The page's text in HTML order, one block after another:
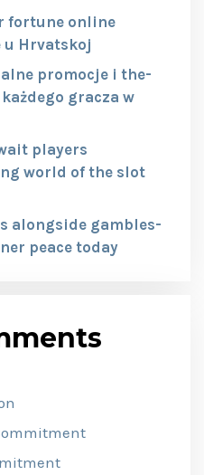
fortune online
u Hrvatskoj
promocje i the-
gracza w
players
world of the slot
alongside gambles-
peace today